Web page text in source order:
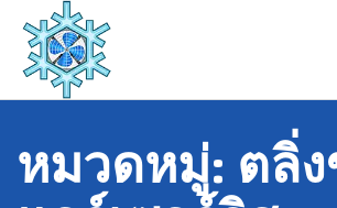
content
หมวดหมู่: ตลิ่